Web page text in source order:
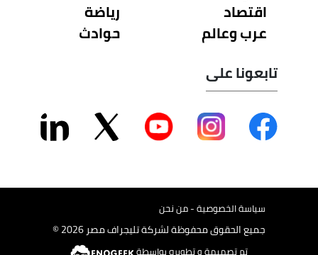
اقتصاد
عرب وعالم
رياضة
حوادث
تابعونا على
سياسة الخصوصية - من نحن
جميع الحقوق محفوظة لشركة تليجراف مصر 2026 ©
تم تصميمة و تطويره بواسطة